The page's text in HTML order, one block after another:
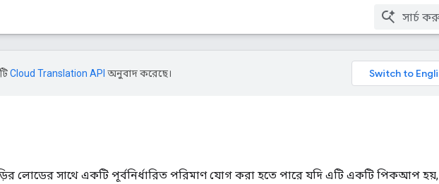
Cloud Translation API অনুবাদ করেছে।
লোডের সাথে একটি পূর্বনির্ধারিত পরিমাণ যোগ করা হতে পারে যদি এটি একটি পিকআপ হয়,